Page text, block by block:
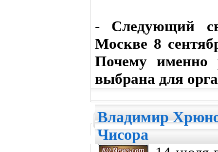
- Следующий
Москве 8
Почему именно
выбрана для
Владимир
Чисора